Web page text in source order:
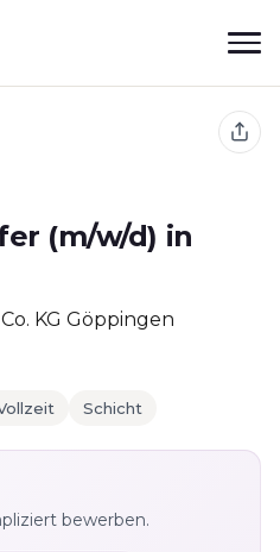
(m/w/d) in
KG Göppingen
Schicht
bewerben.